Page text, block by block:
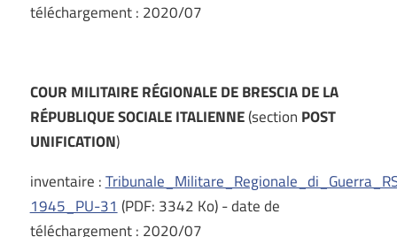
téléchargement : 2020/07
COUR MILITAIRE RÉGIONALE DE BRESCIA DE LA
RÉPUBLIQUE SOCIALE ITALIENNE(section POST
UNIFICATION)
inventaire :
1945_PU-31 (PDF: 3342 Ko) - date de
téléchargement : 2020/07